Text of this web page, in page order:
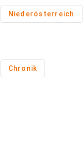
Niederösterreich
Chronik